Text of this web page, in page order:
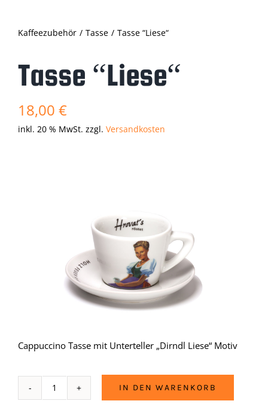
Kaffeezubehör Tasse Tasse “Liese“
Tasse “Liese“
18,00 €
inkl. 20 % MwSt. zzgl. Versandkosten
Cappuccino Tasse mit Unterteller „Dirndl Liese“ Motiv
Tasse
IN DEN WARENKORB